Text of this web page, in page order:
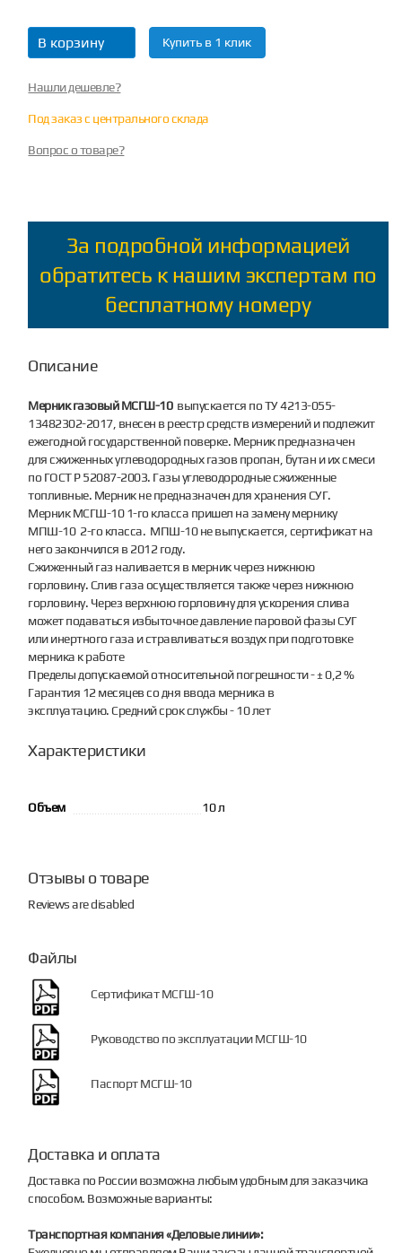
В корзину Купить в 1 клик
Нашли дешевле?
Под заказ с центрального склада
Вопрос о товаре?
За подробной информацией
обратитесь к нашим экспертам по
бесплатному номеру
Описание
Мерник газовый МСГШ-10выпускается по ТУ 4213-055-
13482302-2017, внесен в реестр средств измерений и подлежит
ежегодной государственной поверке. Мерник предназначен
для сжиженных углеводородных газов пропан, бутан и их смеси
по ГОСТ Р 52087-2003. Газы углеводородные сжиженные
топливные. Мерник не предназначен для хранения СУГ.
Мерник МСГШ-10 1-го класса пришел на замену мернику
МПШ-10 2-го класса. МПШ-10 не выпускается, сертификат на
него закончился в 2012 году.
Сжиженный газ наливается в мерник через нижнюю
горловину. Слив газа осуществляется также через нижнюю
горловину. Через верхнюю горловину для ускорения слива
может подаваться избыточное давление паровой фазы СУГ
или инертного газа и стравливаться воздух при подготовке
мерника к работе
Пределы допускаемой относительной погрешности - ± 0,2 %
Гарантия 12 месяцев со дня ввода мерника в
эксплуатацию. Средний срок службы - 10 лет
Характеристики
Объем 10 л
Отзывы о товаре
Reviews are disabled
Файлы
Сертификат МСГШ-10
Руководство по эксплуатации МСГШ-10
Паспорт МСГШ-10
Доставка и оплата
Доставка по России возможна любым удобным для заказчика
способом. Возможные варианты:
Транспортная компания «Деловые линии»: